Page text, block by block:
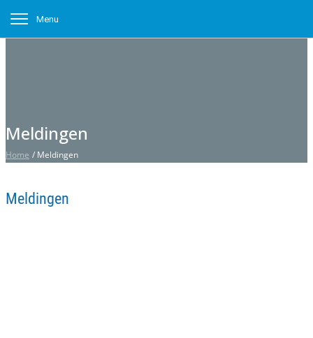
Meldingen
Home / Meldingen
Meldingen
Menu